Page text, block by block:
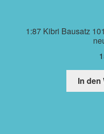
1:87 Kibri Bausatz
In den